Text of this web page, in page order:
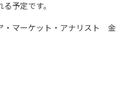
予定です。
・マーケット・アナリスト 金